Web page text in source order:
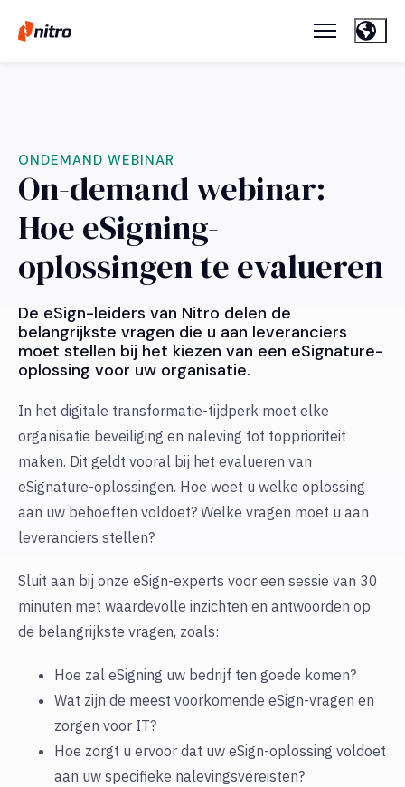
ONDEMAND WEBINAR
On-demand webinar:
Hoe eSigning-
oplossingen te evalueren
De eSign-leiders van Nitro delen de
belangrijkste vragen die u aan leveranciers
moet stellen bij het kiezen van een eSignature-
oplossing voor uw organisatie.
In het digitale transformatie-tijdperk moet elke
organisatie beveiliging en naleving tot topprioriteit
maken. Dit geldt vooral bij het evalueren van
eSignature-oplossingen. Hoe weet u welke oplossing
aan uw behoeften voldoet? Welke vragen moet u aan
leveranciers stellen?
Sluit aan bij onze eSign-experts voor een sessie van 30
minuten met waardevolle inzichten en antwoorden op
de belangrijkste vragen, zoals:
Hoe zal eSigning uw bedrijf ten goede komen?
Wat zijn de meest voorkomende eSign-vragen en
zorgen voor IT?
Hoe zorgt u ervoor dat uw eSign-oplossing voldoet
aan uw specifieke nalevingsvereisten?